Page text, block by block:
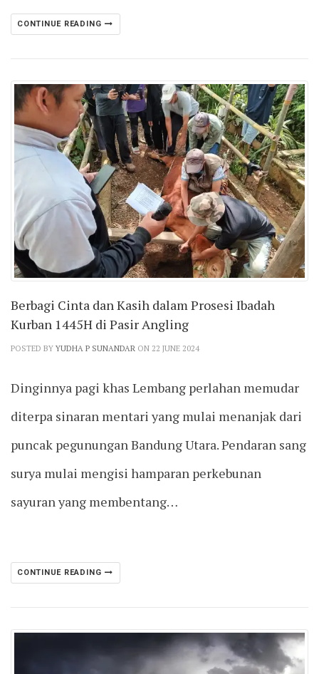
CONTINUE READING
Berbagi Cinta dan Kasih dalam Prosesi Ibadah
Kurban 1445H di Pasir Angling
POSTED BY YUDHA P SUNANDAR ON 22 JUNE 2024
Dinginnya pagi khas Lembang perlahan memudar
diterpa sinaran mentari yang mulai menanjak dari
puncak pegunungan Bandung Utara. Pendaran sang
surya mulai mengisi hamparan perkebunan
sayuran yang membentang…
CONTINUE READING